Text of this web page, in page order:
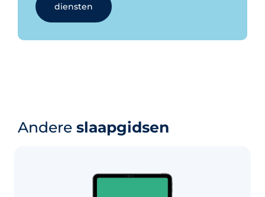
diensten
Andere slaapgidsen